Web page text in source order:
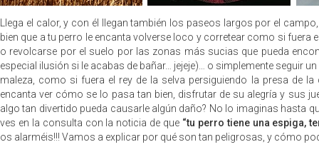
Llega el calor, y con él llegan también los paseos largos por el
bien que a tu perro le encanta volverse loco y corretear como si fuera
o revolcarse por el suelo por las zonas más sucias que pueda
especial ilusión si le acabas de bañar… jejeje)… o simplemente seguir
maleza, como si fuera el rey de la selva persiguiendo la presa de la
encanta ver cómo se lo pasa tan bien, disfrutar de su alegría y sus
algo tan divertido pueda causarle algún daño? No lo imaginas hasta
ves en la consulta con la noticia de que “tu perro tiene una espiga,
os alarméis!!! Vamos a explicar por qué son tan peligrosas, y cómo